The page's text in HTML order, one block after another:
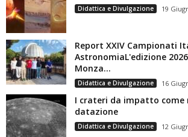
Didattica e Divulgazione 19
Report XXIV Campionati
AstronomiaL'edizione
Monza...
Didattica e Divulgazione 16
I crateri da impatto come
datazione
Didattica e Divulgazione 12